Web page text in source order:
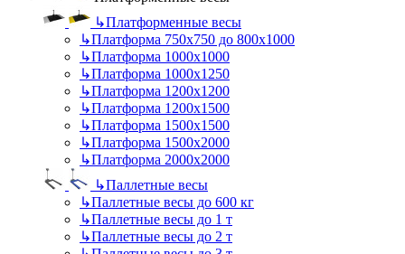
↳Платформенные весы
↳Платформа 750х750 до 800х1000
↳Платформа 1000х1000
↳Платформа 1000х1250
↳Платформа 1200х1200
↳Платформа 1200х1500
↳Платформа 1500х1500
↳Платформа 1500х2000
↳Платформа 2000х2000
↳Паллетные весы
↳Паллетные весы до 600 кг
↳Паллетные весы до 1 т
↳Паллетные весы до 2 т